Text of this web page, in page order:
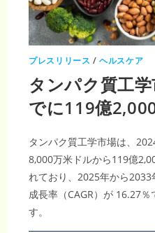
プレスリリース /ヘルスケア
タンパク質工
でに119億
タンパク質工学市場は、
8,000万米ドルから119億
れており、2025年から
成長率（CAGR）が 16.27
す。